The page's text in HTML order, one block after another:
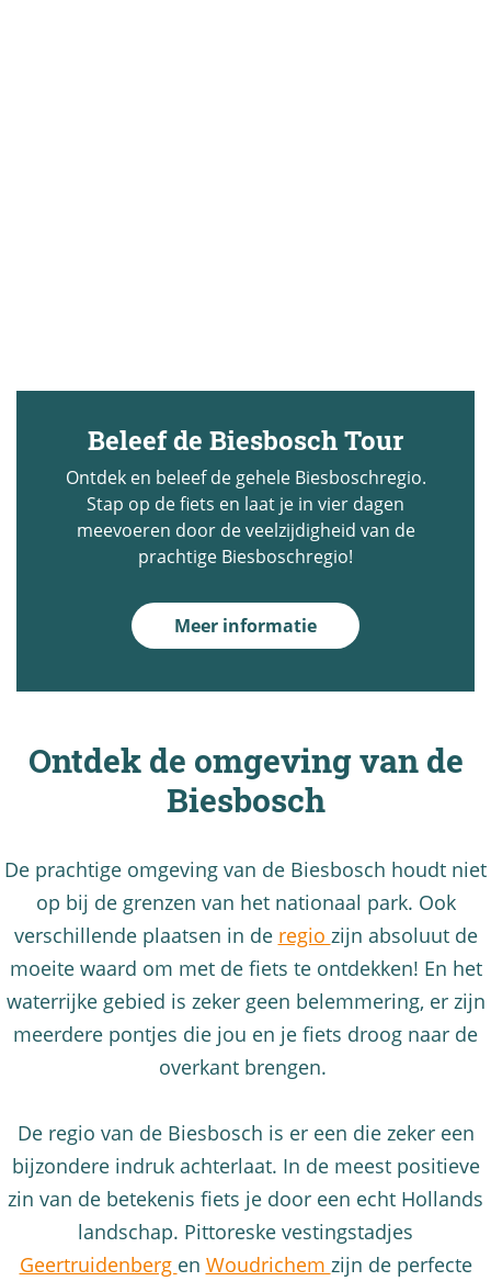
Beleef de Biesbosch Tour
Ontdek en beleef de gehele Biesboschregio.
Stap op de fiets en laat je in vier dagen
meevoeren door de veelzijdigheid van de
prachtige Biesboschregio!
Meer informatie
Ontdek de omgeving van de
Biesbosch
De prachtige omgeving van de Biesbosch houdt niet
op bij de grenzen van het nationaal park. Ook
verschillende plaatsen in de regio zijn absoluut de
moeite waard om met de fiets te ontdekken! En het
waterrijke gebied is zeker geen belemmering, er zijn
meerdere pontjes die jou en je fiets droog naar de
overkant brengen.
De regio van de Biesbosch is er een die zeker een
bijzondere indruk achterlaat. In de meest positieve
zin van de betekenis fiets je door een echt Hollands
landschap. Pittoreske vestingstadjes
Geertruidenberg en Woudrichem zijn de perfecte